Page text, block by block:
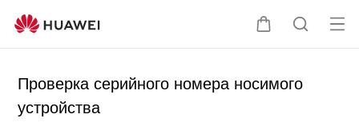
Щ
а
П
с
От
Проверка серийного номера носимого
устройства